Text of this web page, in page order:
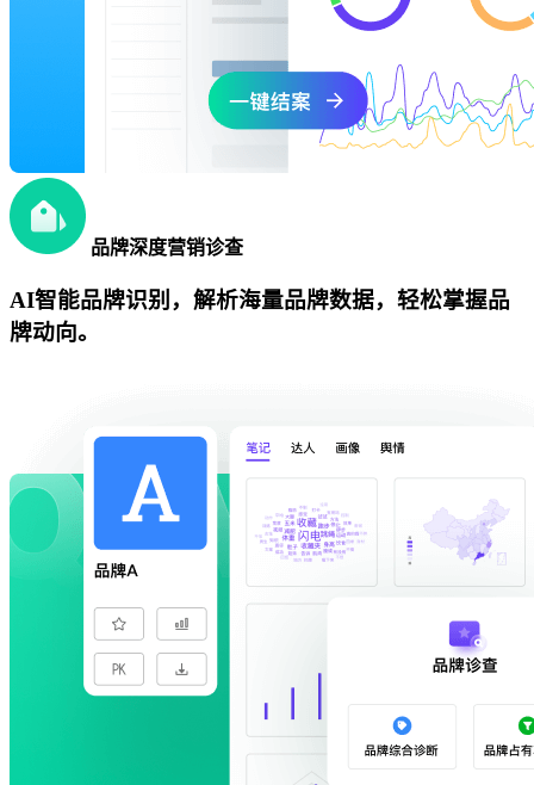
品牌深度营销诊查
AI智能品牌识别，解析海量品牌数据，轻松掌握品
牌动向。